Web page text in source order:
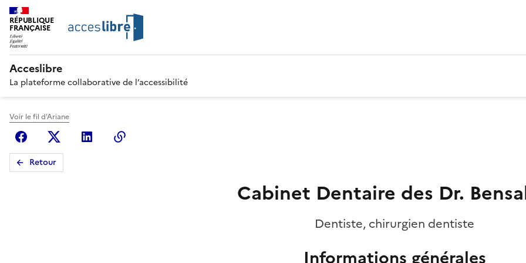
RÉPUBLIQUE
FRANÇAISE
Acceslibre
La plateforme collaborative de l’accessibilité
Voir le fil d'Ariane
FacebookX (anciennement Twitter)
Linkedin
Retour
Cabinet Dentaire des Dr.
Dentiste, chirurgien dentiste
Informations générales